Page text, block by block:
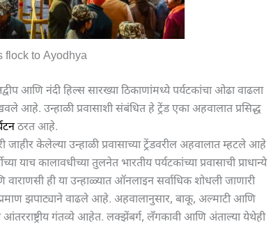
flock to Ayodhya
आणि नंदी हिल्स सारख्या ठिकाणांमध्ये पर्यटकांचा ओढा वाढला
आहे. उन्हाळी प्रवासाशी संबंधित हे ट्रेंड एका अहवालात प्रसिद्ध
ठरत आहे.
जाहीर केलेल्या उन्हाळी प्रवासाच्या ट्रेंडवरील अहवालात म्हटले आहे
याच कालावधीच्या तुलनेत भारतीय पर्यटकांच्या प्रवासाची प्राधान्ये
ही या उन्हाळ्यात ऑनलाइन सर्वाधिक शोधली जाणारी
प्रमाण झपाट्याने वाढले आहे. अहवालानुसार, बाकू, अल्माटी आणि
आंतरराष्ट्रीय गंतव्ये आहेत. लक्झेंबर्ग, लँगकावी आणि अंताल्या येथेही